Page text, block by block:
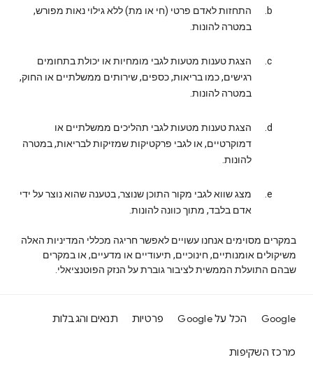
התחזות לאדם פרטי (חי או מת) ללא גילוי נאות מפורש,
במטרה להונות.
הצגת טענות מטעות לגבי מומחיות או יכולת בתחומים
רגישים, כמו בריאות, כספים, שירותים ממשלתיים או החוק,
במטרה להונות.
הצגת טענות מטעות לגבי תהליכים ממשלתיים או
דמוקרטיים, או לגבי פרקטיקות שמזיקות לבריאות, במטרה
להונות.
מצג שווא לגבי מקור התוכן שנוצר, בטענה שהוא נוצר על ידי
אדם בלבד, מתוך כוונה להונות.
במקרים מסוימים אנחנו עשויים לאפשר חריגה מכללי המדיניות האלה
משיקולים אומנותיים, חינוכיים, תיעודיים או מדעיים, או במקרים
שבהם התועלת הממשית לציבור גוברת על הנזק הפוטנציאלי.
Google הכל על Google פרטיות תנאים והגבלות
מרכז השקיפות